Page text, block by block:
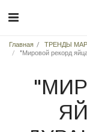
Главная
ТРЕНДЫ
"Мировой рекорд